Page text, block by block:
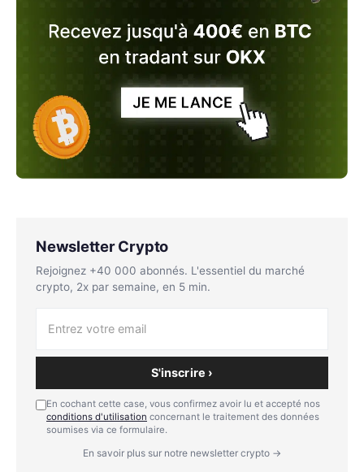
Newsletter Crypto
Rejoignez +40 000 abonnés. L'essentiel du marché
crypto, 2x par semaine, en 5 min.
S'inscrire ›
En cochant cette case, vous confirmez avoir lu et accepté nos
conditions d'utilisation concernant le traitement des données
soumises via ce formulaire.
En savoir plus sur notre newsletter crypto →